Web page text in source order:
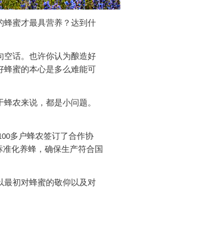
蜂蜜才最具营养？达到什
空话。也许你认为酿造好
蜂蜜的本心是多么难能可
农来说，都是小问题。
多户蜂农签订了合作协
化养蜂，确保生产符合国
最初对蜂蜜的敬仰以及对